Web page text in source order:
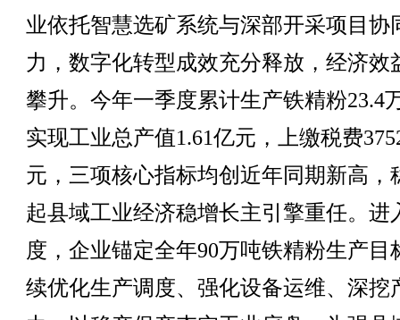
业依托智慧选矿系统与深部开采项目协
力，数字化转型成效充分释放，经济效
攀升。今年一季度累计生产铁精粉23.4
实现工业总产值1.61亿元，上缴税费
元，三项核心指标均创近年同期新高，
起县域工业经济稳增长主引擎重任。进
度，企业锚定全年90万吨铁精粉生产目
续优化生产调度、强化设备运维、深挖